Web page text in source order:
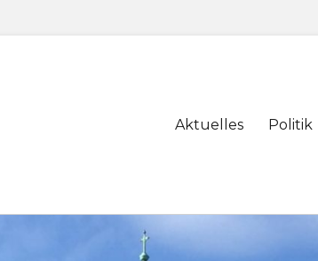
Primary
Aktuelles Politik